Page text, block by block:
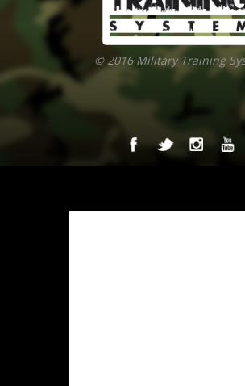
© 2016 Military Training